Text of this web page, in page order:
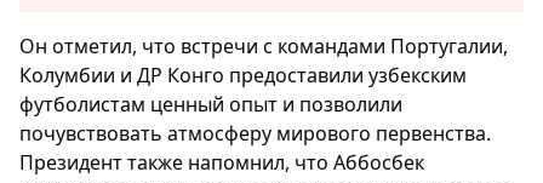
Он отметил, что встречи с командами Португалии,
Колумбии и ДР Конго предоставили узбекским
футболистам ценный опыт и позволили
почувствовать атмосферу мирового первенства.
Президент также напомнил, что Аббосбек